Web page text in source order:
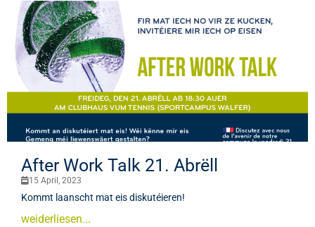
After Work Talk 21. Abrëll
15 April, 2023
Kommt laanscht mat eis diskutéieren!
weiderliesen...